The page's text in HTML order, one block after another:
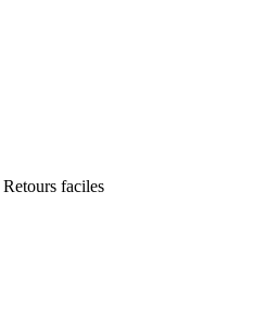
Retours faciles